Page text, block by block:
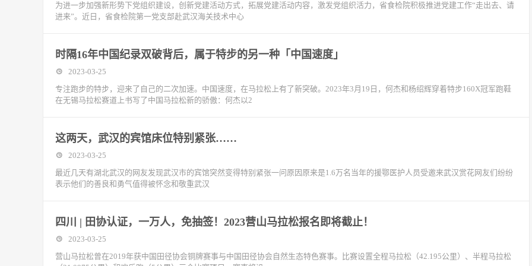
为进一步加强新形势下党组织建设，创新党建活动方式，拓展党建活动内容，激发党组织活力，省食检院积极推进党建工作“走出去、请
进来”。近日，省食检院第一党支部赴武汉海关技术中心
时隔16年中国纪录双破背后，属于特步的另一种「中国速度」
2023-03-25
专注跑步的特步，迎来了自己的二次加速。中国速度，在马拉松上有了新突破。2023年3月19日，何杰和杨绍辉穿着特步160X冠军跑鞋
在无锡马拉松赛道上书写了中国马拉松新的骄傲：何杰以2
这两天，武汉的宾馆床位特别紧张……
2023-03-25
最近几天有湖北武汉的网友发现武汉市的宾馆突然变得特别紧张一问原因原来是1.6万名当年的援鄂医护人员受邀来武汉赏花网友们纷纷
表示他们的善良和勇气值得被怀念和敬重武汉
四川 | 田协认证，一万人，免抽签！2023营山马拉松报名即将截止！
2023-03-25
营山马拉松曾在2019年获中国田径协会铜牌赛事与中国田径协会自然生态特色赛事。比赛设置全程马拉松（42.195公里）、半程马拉松